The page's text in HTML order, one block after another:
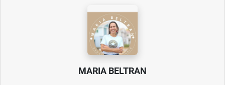
MARIA BELTRAN